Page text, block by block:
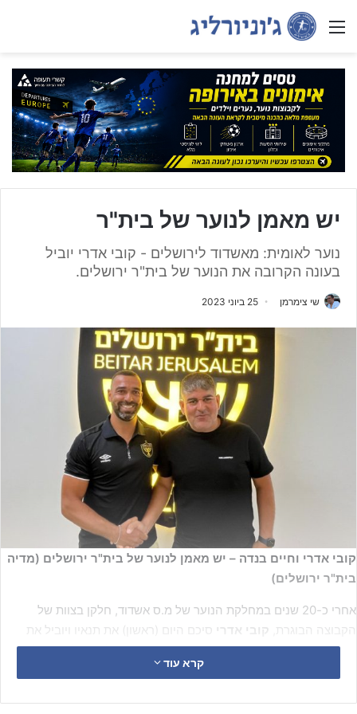
Menu
יש מאמן לנוער של בית"ר
נוער לאומית: מאשדוד לירושלים - קובי אדרי יוביל
בעונה הקרובה את הנוער של בית"ר ירושלים.
שי צימרמן 25 ביוני 2023
קובי אדרי וחיים בנדה – יש מאמן לנוער של בית"ר ירושלים (מדיה
בית"ר ירושלים)
אחרי כ-20 שנים במחלקת הנוער של מ.ס אשדוד, חלקן בצוות של
הקבוצה הבוגרת, קובי אדרי סיכם היום (ראשון) את תנאיו ויוביל את
קבוצת הנוער של בית"ר ירושלים בעונה הקרובה בליגה הלאומית לנוער,
כאשר המטרה העיקרית היא – חזרה לליגת העל
קרא עוד